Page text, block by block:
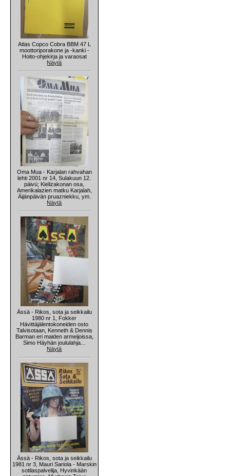
Atlas Copco Cobra BBM 47 L
moottoriporakone ja -kanki -
Hoito-ohjekirja ja varaosat
Näytä
Oma Mua - Karjalan rahvahan
lehti 2001 nr 14, Sulakuun 12.
päivü; Kielizakonan osa,
Amerikalazien matku Karjalah,
Äijänpäivän pruazniekku, ym.
Näytä
Ässä - Rikos, sota ja seikkailu
1980 nr 1, Fokker
Hävittäjälentokoneiden osto
Talvisotaan, Kenneth & Dennis
Barman eri maiden armeijoissa,
Simo Häyhän joululahja...
Näytä
Ässä - Rikos, sota ja seikkailu
1981 nr 3, Mauri Sariola - Marskin
sotilaspalvelija, Hyvinkään